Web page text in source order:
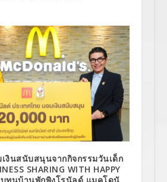
งินสนับสนุนจากกิจกรรมวันเด็ก
SHARING WITH HAPPY